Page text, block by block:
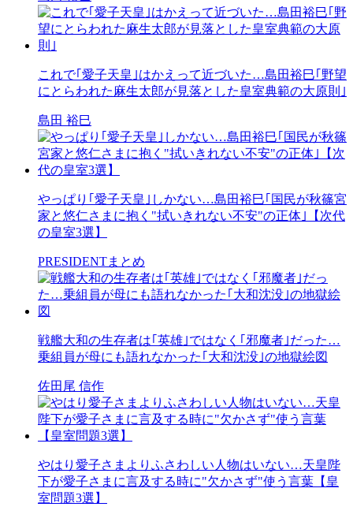
これで｢愛子天皇｣はかえって近づいた…島田裕巳｢野望
にとらわれた麻生太郎が見落とした皇室典範の大原則｣
島田 裕巳
やっぱり｢愛子天皇｣しかない…島田裕巳｢国民が秋篠宮
家と悠仁さまに抱く"拭いきれない不安"の正体｣【次代
の皇室3選】
PRESIDENTまとめ
戦艦大和の生存者は｢英雄｣ではなく｢邪魔者｣だった…
乗組員が母にも語れなかった｢大和沈没｣の地獄絵図
佐田尾 信作
やはり愛子さまよりふさわしい人物はいない…天皇陛
下が愛子さまに言及する時に"欠かさず"使う言葉【皇
室問題3選】